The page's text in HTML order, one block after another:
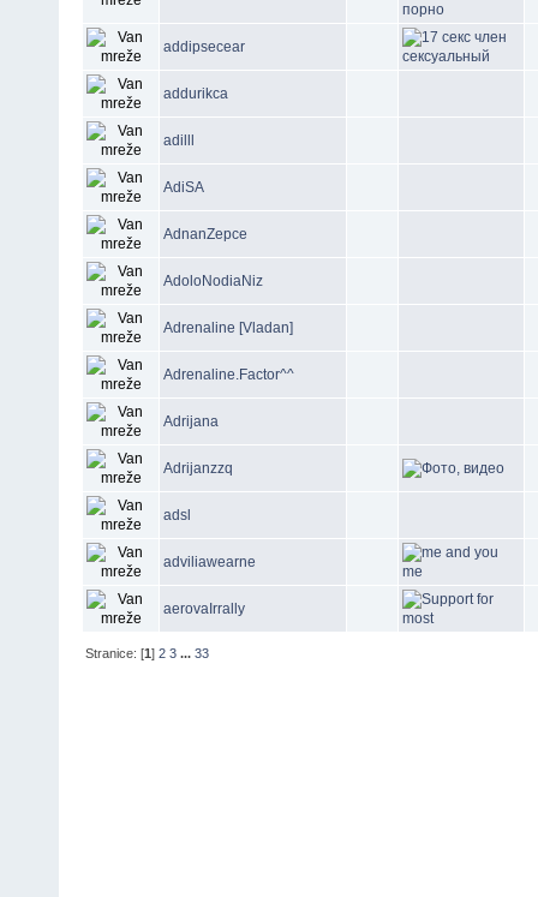
addipsecear
addurikca
adilll
AdiSA
AdnanZepce
AdoloNodiaNiz
Adrenaline [Vladan]
Adrenaline.Factor^^
Adrijana
Adrijanzzq
adsl
adviliawearne
aerovaIrrally
Stranice: [1]2 3 ...33